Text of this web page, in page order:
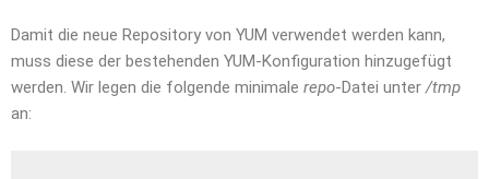
Damit die neue Repository von YUM verwendet werden kann,
muss diese der bestehenden YUM-Konfiguration hinzugefügt
werden. Wir legen die folgende minimale repo-Datei unter /tmp
an: